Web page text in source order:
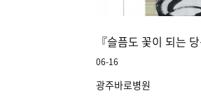
『슬픔도 꽃이 되는
06-16
광주바로병원